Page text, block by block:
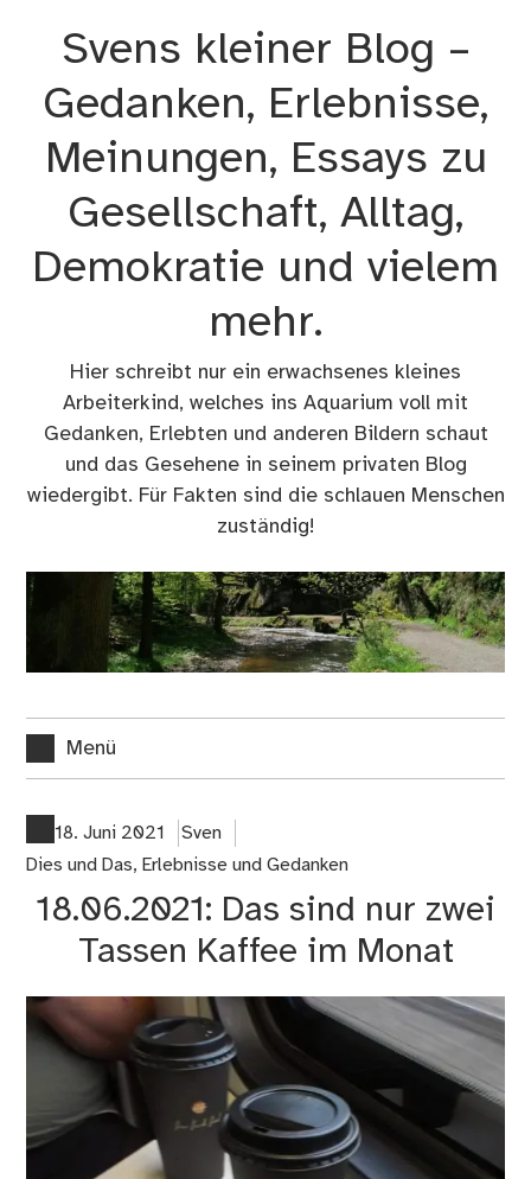
Svens kleiner Blog –
Gedanken, Erlebnisse,
Meinungen, Essays zu
Gesellschaft, Alltag,
Demokratie und vielem
mehr.
Hier schreibt nur ein erwachsenes kleines
Arbeiterkind, welches ins Aquarium voll mit
Gedanken, Erlebten und anderen Bildern schaut
und das Gesehene in seinem privaten Blog
wiedergibt. Für Fakten sind die schlauen Menschen
zuständig!
Menü
18. Juni 2021
Sven
Dies und Das, Erlebnisse und Gedanken
18.06.2021: Das sind nur zwei
Tassen Kaffee im Monat